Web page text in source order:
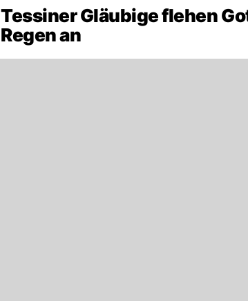
Tessiner Gläubige flehen
Regen an